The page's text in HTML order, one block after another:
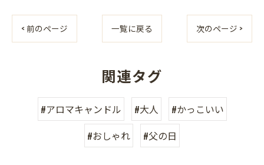
< 前のページ 一覧に戻る 次のページ >
関連タグ
#アロマキャンドル #大人
#かっこいい
#おしゃれ
#父の日